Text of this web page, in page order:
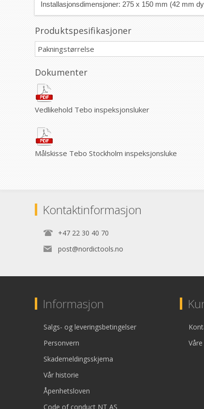
Installasjonsdimensjoner: 275 x 150 mm (42 mm
Produktspesifikasjoner
Pakningstørrelse
Dokumenter
Vedlikehold Tebo inspeksjonsluker
Målskisse Tebo Stockholm inspeksjonsluke
Kontaktinformasjon
+47 22 30 40 70
post@nordictools.no
Informasjon
Salgs- og leveringsbetingelser
Personvern
Skademeldingsskjema
Vår historie
Åpenhetsloven
Code of conduct NT AS